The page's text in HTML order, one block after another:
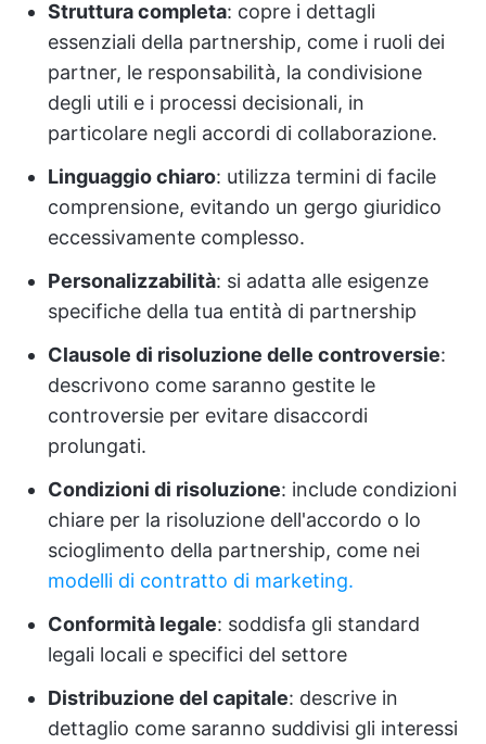
Struttura completa: copre i dettagli
essenziali della partnership, come i ruoli dei
partner, le responsabilità, la condivisione
degli utili e i processi decisionali, in
particolare negli accordi di collaborazione.
Linguaggio chiaro: utilizza termini di facile
comprensione, evitando un gergo giuridico
eccessivamente complesso.
Personalizzabilità: si adatta alle esigenze
specifiche della tua entità di partnership
Clausole di risoluzione delle controversie:
descrivono come saranno gestite le
controversie per evitare disaccordi
prolungati.
Condizioni di risoluzione: include condizioni
chiare per la risoluzione dell'accordo o lo
scioglimento della partnership, come nei
modelli di contratto di marketing.
Conformità legale: soddisfa gli standard
legali locali e specifici del settore
Distribuzione del capitale: descrive in
dettaglio come saranno suddivisi gli interessi